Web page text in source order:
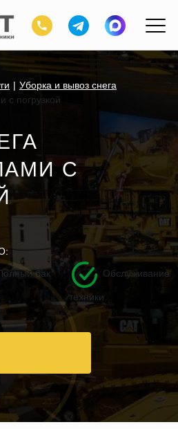
Уборка и вывоз снега
с погрузкой
С
бак Обслуживание
техники